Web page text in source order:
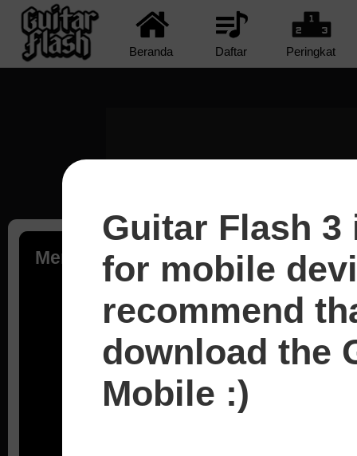
Beranda Daftar Peringkat
Memuat...
Guitar Flash
for mobile
recommend
download the
Mobile :)